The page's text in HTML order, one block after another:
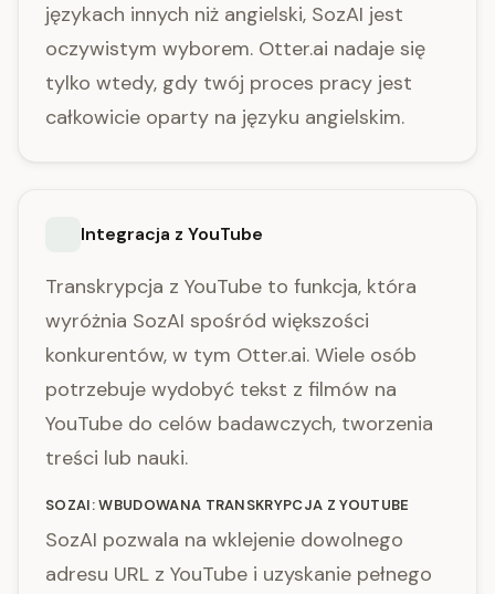
językach innych niż angielski, SozAI jest
oczywistym wyborem. Otter.ai nadaje się
tylko wtedy, gdy twój proces pracy jest
całkowicie oparty na języku angielskim.
Integracja z YouTube
Transkrypcja z YouTube to funkcja, która
wyróżnia SozAI spośród większości
konkurentów, w tym Otter.ai. Wiele osób
potrzebuje wydobyć tekst z filmów na
YouTube do celów badawczych, tworzenia
treści lub nauki.
SOZAI: WBUDOWANA TRANSKRYPCJA Z YOUTUBE
SozAI pozwala na wklejenie dowolnego
adresu URL z YouTube i uzyskanie pełnego